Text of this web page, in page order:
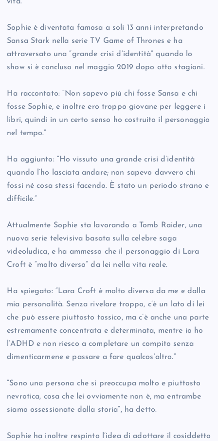
Sophie è diventata famosa a soli 13 anni interpretando
Sansa Stark nella serie TV Game of Thrones e ha
attraversato una “grande crisi d’identità” quando lo
show si è concluso nel maggio 2019 dopo otto stagioni.
Ha raccontato: “Non sapevo più chi fosse Sansa e chi
fosse Sophie, e inoltre ero troppo giovane per leggere i
libri, quindi in un certo senso ho costruito il personaggio
nel tempo.”
Ha aggiunto: “Ho vissuto una grande crisi d’identità
quando l’ho lasciata andare; non sapevo davvero chi
fossi né cosa stessi facendo. È stato un periodo strano e
difficile.”
Attualmente Sophie sta lavorando a Tomb Raider, una
nuova serie televisiva basata sulla celebre saga
videoludica, e ha ammesso che il personaggio di Lara
Croft è “molto diverso” da lei nella vita reale.
Ha spiegato: “Lara Croft è molto diversa da me e dalla
mia personalità. Senza rivelare troppo, c’è un lato di lei
che può essere piuttosto tossico, ma c’è anche una parte
estremamente concentrata e determinata, mentre io ho
l’ADHD e non riesco a completare un compito senza
dimenticarmene e passare a fare qualcos’altro.”
“Sono una persona che si preoccupa molto e piuttosto
nevrotica, cosa che lei ovviamente non è, ma entrambe
siamo ossessionate dalla storia”, ha detto.
Sophie ha inoltre respinto l’idea di adottare il cosiddetto